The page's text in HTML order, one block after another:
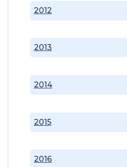
2012
2013
2014
2015
2016